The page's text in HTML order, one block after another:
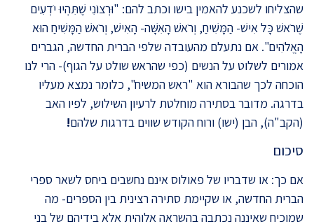
שהצליחו לשכנע להאמין בישו וכתב להם: "וּרְצוֹנִי שֶׁתִּהְיוּ יֹדְעִים
שֶׁרֹאשׁ כָּל אִישׁ- הַמָּשִׁיחַ, וְרֹאשׁ הָאִשָּׁה- הָאִישׁ, וְרֹאשׁ הַמָּשִׁיחַ הוּא
הָאֱלֹהִים". אם נתעלם מהעובדה שלפי הברית החדשה, הגברים
אמורים לשלוט על הנשים (כפי שהראש שולט על הגוף)- הרי לנו
הוכחה לכך שהבורא הוא "ראש המשיח", כלומר נמצא מעליו
בדרגה. מדובר בסתירה מוחלטת לרעיון השילוש, לפיו האב
(הקב"ה), הבן (ישו) ורוח הקודש שווים בדרגות שלהם!
סיכום
אם כך: או שדבריו של פאולוס אינם נחשבים ביחס לשאר ספרי
הברית החדשה, או שקיימת סתירה רצינית בין הספרים- מה
שמוכיח שאיננה נכתבה בהשראה אלוהית אלא בידיהם של בני